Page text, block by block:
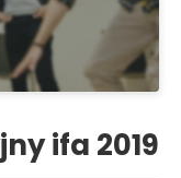
ifa 2019